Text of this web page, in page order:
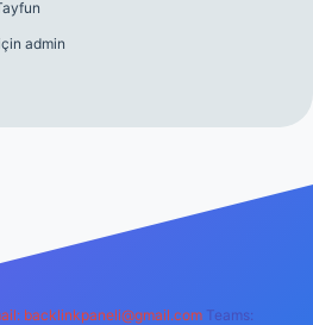
admin
backlinkpaneli@gmail.com Teams: